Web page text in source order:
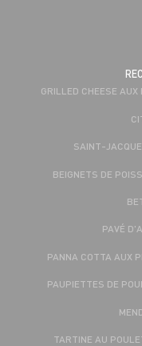
GRILLED CHEESE
SAINT-
BEIGNETS DE
PAVÉ
PANNA COTTA AUX
PAUPIETTES DE
TARTINE AU